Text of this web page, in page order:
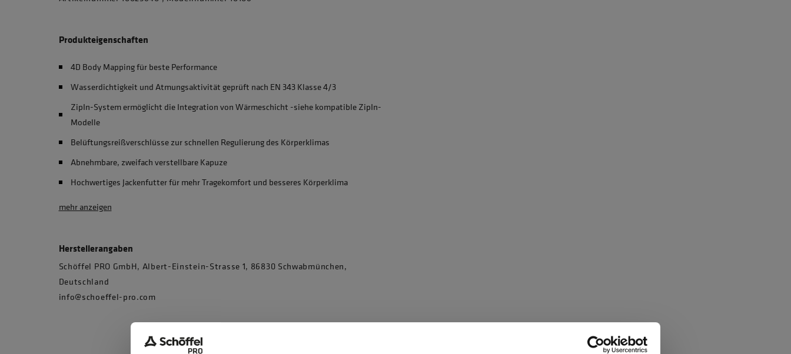
Produkteigenschaften
4D Body Mapping für beste Performance
Wasserdichtigkeit und Atmungsaktivität geprüft nach EN 343 Klasse 4/3
ZipIn-System ermöglicht die Integration von Wärmeschicht -siehe kompatible ZipIn-
Modelle
Belüftungsreißverschlüsse zur schnellen Regulierung des Körperklimas
Abnehmbare, zweifach verstellbare Kapuze
Hochwertiges Jackenfutter für mehr Tragekomfort und besseres Körperklima
mehr anzeigen
Herstellerangaben
Schöffel PRO GmbH, Albert-Einstein-Strasse 1, 86830 Schwabmünchen,
Deutschland
info@schoeffel-pro.com